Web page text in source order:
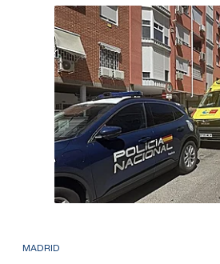
MADRID